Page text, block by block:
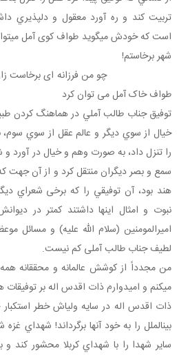
تربيت کند و ره آورد معقول و دلپذيري
است که خودش مي گويد طواف کوی آمل مي
شهر برخاستم!
چو من فرزانه ای
طواف خاک آمل می توان کرد
توفيق جناب طالب آملي در هماهنگ کردن
خيال از سوي ديگر و عالم عقل از سوي
را تنزل داد، به صورت وهم و خيال در آورد و
سمع و بصر ديگران منتقل کرد و از آن جهت که
هند بود، آن توفيقي را که برخی شعراي
نبوت و امثال اينها داشتند کمتر در
اميرالمومنين (سلام الله عليه) و مسائل
لطيف جناب طالب آملی کم نيست.
من مجدداً از کوشش عالمانه و محققانه
مي کنم و اميدوارم ذات اقدس اله بر توفيقات
ذات اقدس اله در سايه ولي اش خطر
بين الملل را به خود آنها برگرداند! شهداي
ساير شهدا را با شهداي کربلا محشور کند و